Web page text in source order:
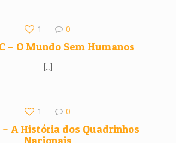
1 0
– O Mundo Sem Humanos
[…]
1 0
– A História dos Quadrinhos
Nacionais